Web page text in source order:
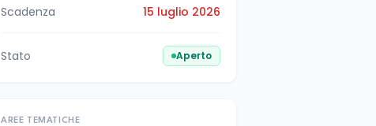
Scadenza
15 luglio 2026
Stato Aperto
AREE TEMATICHE